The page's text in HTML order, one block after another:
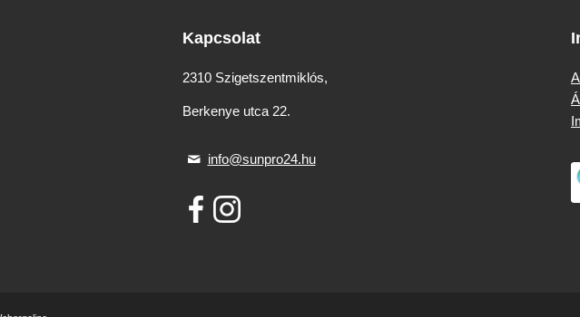
Kapcsolat
2310 Szigetszentmiklós,
Berkenye utca 22.
info@sunpro24.hu